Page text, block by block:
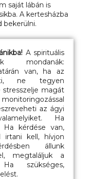
saját lábán is
A kertesházba
bekerülni.
A spirituális
mondanák:
van, ha az
ne tegyen
magát
az ágyi
Ha
Ha kérdése van,
irtani kell, hívjon
állunk
megtaláljuk a
szükséges,